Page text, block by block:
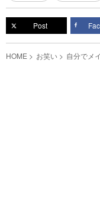
Post
HOME お笑い 自分でメ
てゃ』メ